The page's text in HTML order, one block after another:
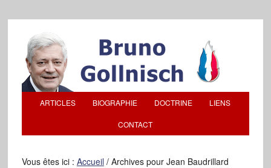
ARTICLES BIOGRAPHIE DOCTRINE LIENS
CONTACT
Vous êtes ici : Accueil /Archives pour Jean Baudrillard